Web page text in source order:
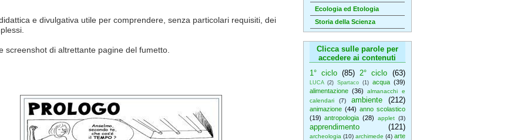
Ecologia ed Etologia
Storia della Scienza
Clicca sulle parole per
accedere ai contenuti
1° ciclo (85) 2° ciclo (63)
LUCA (2) Spartaco (1) acqua (39)
alimentazione (36)
almanacchi e
calendari
(7) ambiente (212)
animazione (44) anno scolastico
(19) antropologia (28) applet (3)
apprendimento (121)
archeologia (10) archimede (4) arte
e divulgativa utile per comprendere, senza particolari requisiti, dei
screenshot di altrettante pagine del fumetto.